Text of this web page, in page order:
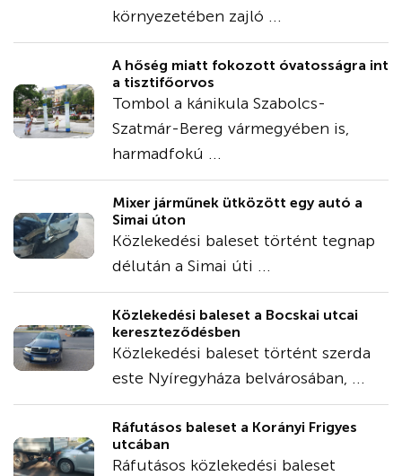
környezetében zajló ...
A hőség miatt fokozott óvatosságra int
a tisztifőorvos
Tombol a kánikula Szabolcs-
Szatmár-Bereg vármegyében is,
harmadfokú ...
Mixer járműnek ütközött egy autó a
Simai úton
Közlekedési baleset történt tegnap
délután a Simai úti ...
Közlekedési baleset a Bocskai utcai
kereszteződésben
Közlekedési baleset történt szerda
este Nyíregyháza belvárosában, ...
Ráfutásos baleset a Korányi Frigyes
utcában
Ráfutásos közlekedési baleset